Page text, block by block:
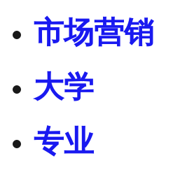
市场营销
大学
专业